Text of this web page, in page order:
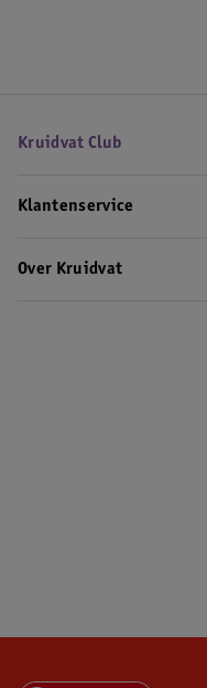
Kruidvat Club
Klantenservice
Over Kruidvat